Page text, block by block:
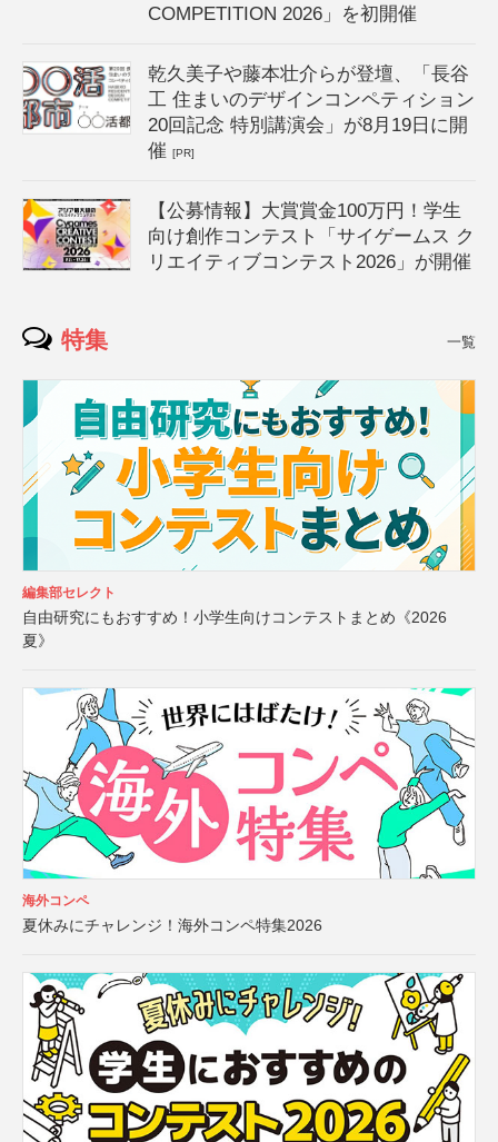
COMPETITION 2026」を初開催
乾久美子や藤本壮介らが登壇、「長谷
工 住まいのデザインコンペティション
20回記念 特別講演会」が8月19日に開
催[PR]
【公募情報】大賞賞金100万円！学生
向け創作コンテスト「サイゲームス ク
リエイティブコンテスト2026」が開催
特集 一覧
編集部セレクト
自由研究にもおすすめ！小学生向けコンテストまとめ《2026
夏》
海外コンペ
夏休みにチャレンジ！海外コンペ特集2026